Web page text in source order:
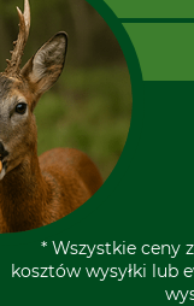
Zwroty
Reklamacje
Regulamin sklepu
Klauzula RODO
Odstąpienie od
PayU
Za pobraniem (z
Polecenie zapłaty
O GRUBE
Sklep stacjonarny
Kontakt
Grube w Europie
* Wszystkie ceny
kosztów wysyłki lub
CIASTECZKA?
pliki cookie